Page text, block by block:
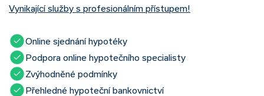
Vynikající služby s profesionálním přístupem!
Online sjednání hypotéky
Podpora online hypotečního specialisty
Zvýhodněné podmínky
Přehledné hypoteční bankovnictví